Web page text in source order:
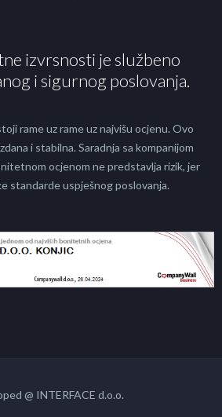
izvrsnosti je službeno
i sigurnog poslovanja.
rame uz rame uz najvišu ocjenu. Ovo
i stabilna. Saradnja sa kompanijom
ocjenom ne predstavlja rizik, jer
standarde uspješnog poslovanja.
@ INTERFACE d.o.o.